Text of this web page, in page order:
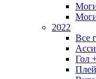
2022
Все
Гол